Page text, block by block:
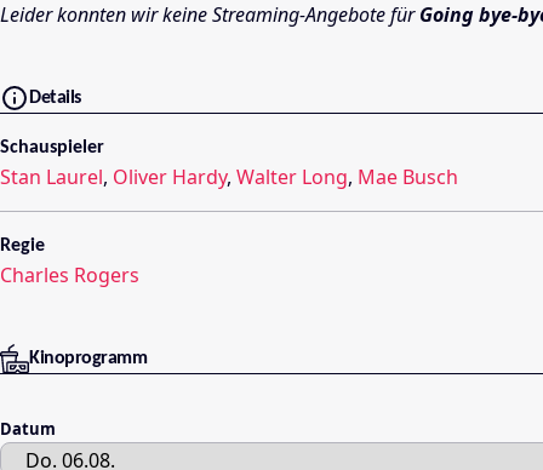
Leider konnten wir keine Streaming-Angebote fürGoing bye-
Details
Schauspieler
Stan Laurel, Oliver Hardy, Walter Long, Mae Busch
Regie
Charles Rogers
Kinoprogramm
Datum